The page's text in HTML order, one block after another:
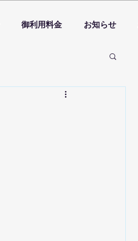
御利用料金 お知らせ